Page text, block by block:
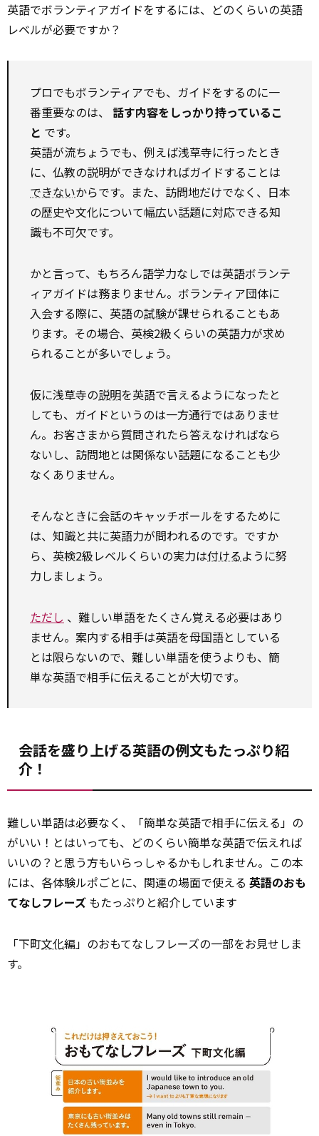
英語でボランティアガイドをするには、どのくらいの英語
レベルが必要ですか？
プロでもボランティアでも、ガイドをするのに一
番重要なのは、 話す内容をしっかり持っているこ
と です。
英語が流ちょうでも、例えば浅草寺に行ったとき
に、仏教の説明ができなければガイドすることは
できないからです。また、訪問地だけでなく、日本
の歴史や文化について幅広い話題に対応できる知
識も不可欠です。
かと言って、もちろん語学力なしでは英語ボランテ
ィアガイドは務まりません。ボランティア団体に
入会する際に、英語の試験が課せられることもあ
ります。その場合、英検2級くらいの英語力が求め
られることが多いでしょう。
仮に浅草寺の説明を英語で言えるようになったと
しても、ガイドというのは一方通行ではありませ
ん。お客さまから質問されたら答えなければなら
ないし、訪問地とは関係ない話題になることも少
なくありません。
そんなときに会話のキャッチボールをするために
は、知識と共に英語力が問われるのです。ですか
ら、英検2級レベルくらいの実力は付けるように努
力しましょう。
ただし 、難しい単語をたくさん覚える必要はあり
ません。案内する相手は英語を母国語としている
とは限らないので、難しい単語を使うよりも、簡
単な英語で相手に伝えることが大切です。
会話を盛り上げる英語の例文もたっぷり紹
介！
難しい単語は必要なく、「簡単な英語で相手に伝える」の
がいい！とはいっても、どのくらい簡単な英語で伝えれば
いいの？と思う方もいらっしゃるかもしれません。この本
には、各体験ルポごとに、関連の場面で使える 英語のおも
てなしフレーズ もたっぷりと紹介しています
「下町文化編」のおもてなしフレーズの一部をお見せしま
す。